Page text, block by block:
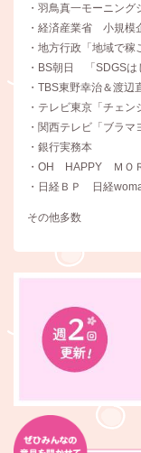
・羽鳥真一モーニング
・経済産業省 小規模
・地方行政「地域で稼
・BS朝日 「SDGSは
・TBS東野幸治＆渡辺
・テレビ東京「チェン
・関西テレビ「ブラマ
・銀行実務本
・OH HAPPY ＭＯ
・日経ＢＰ 日経
その他多数